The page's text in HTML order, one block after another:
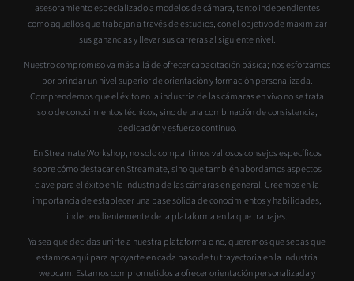
asesoramiento especializado a modelos de cámara, tanto independientes
como aquellos que trabajan a través de estudios, con el objetivo de maximizar
sus ganancias y llevar sus carreras al siguiente nivel.
Nuestro compromiso va más allá de ofrecer capacitación básica; nos esforzamos
por brindar un nivel superior de orientación y formación personalizada.
Comprendemos que el éxito en la industria de las cámaras en vivo no se trata
solo de conocimientos técnicos, sino de una combinación de consistencia,
dedicación y esfuerzo continuo.
En Streamate Workshop, no solo compartimos valiosos consejos específicos
sobre cómo destacar en Streamate, sino que también abordamos aspectos
clave para el éxito en la industria de las cámaras en general. Creemos en la
importancia de establecer una base sólida de conocimientos y habilidades,
independientemente de la plataforma en la que trabajes.
Ya sea que decidas unirte a nuestra plataforma o no, queremos que sepas que
estamos aquí para apoyarte en cada paso de tu trayectoria en la industria
webcam. Estamos comprometidos a ofrecer orientación personalizada y